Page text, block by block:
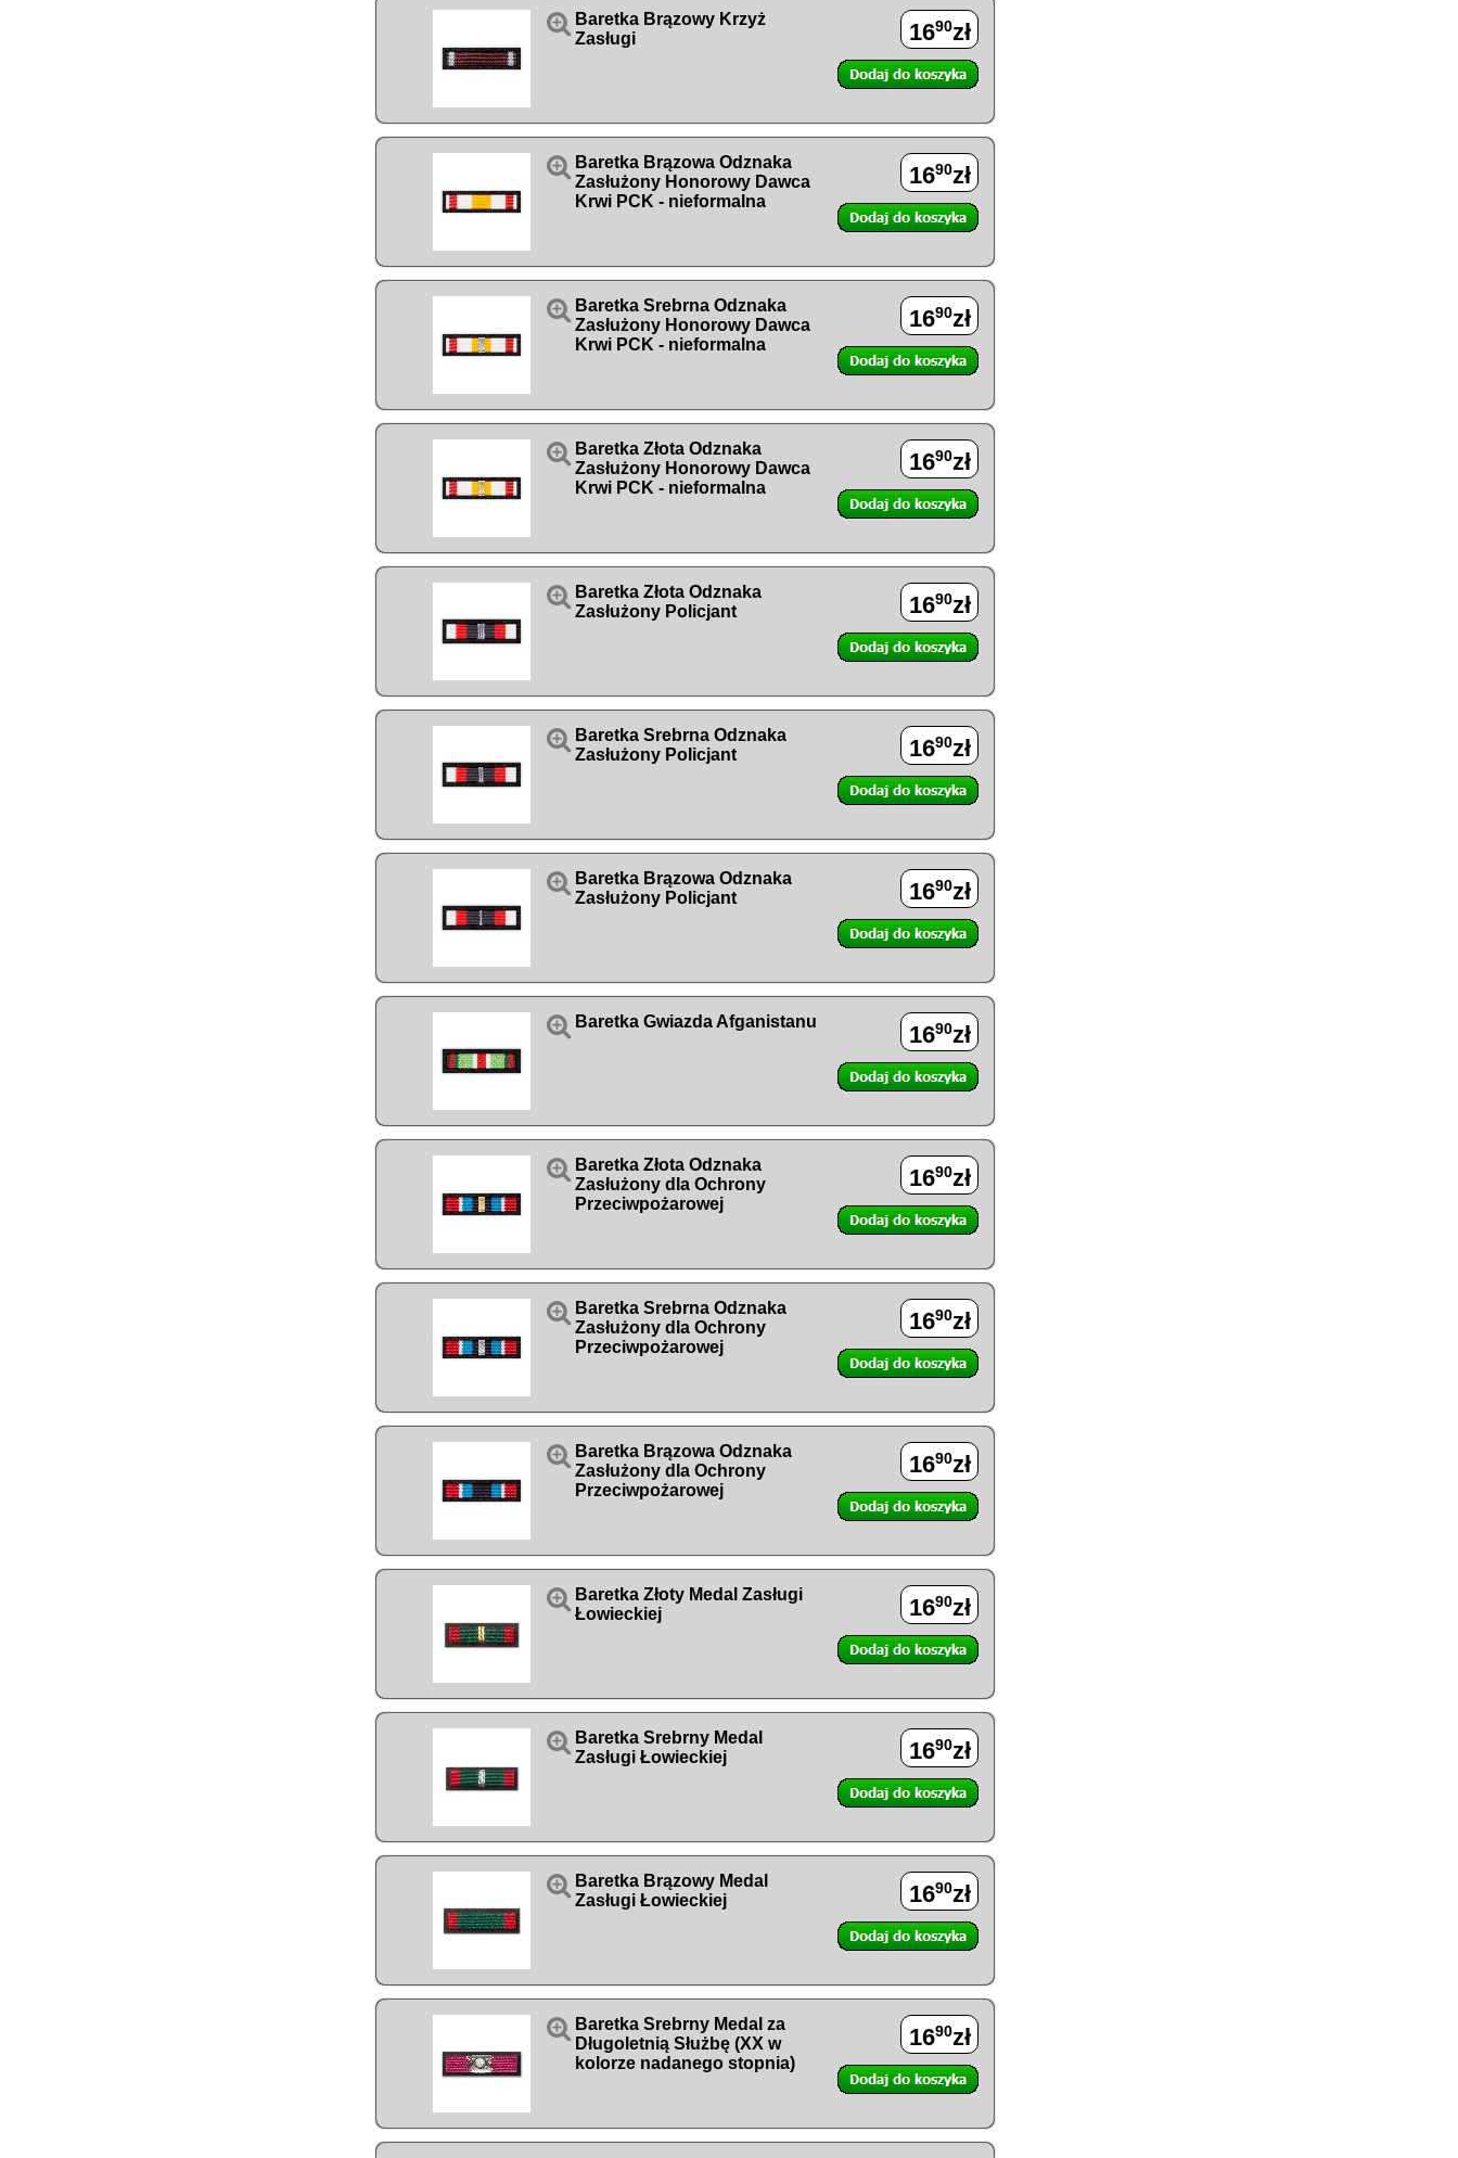
 Baretka Brązowy Krzyż
Zasługi
1690zł
 Baretka Brązowa Odznaka
Zasłużony Honorowy Dawca
Krwi PCK - nieformalna
1690zł
 Baretka Srebrna Odznaka
Zasłużony Honorowy Dawca
Krwi PCK - nieformalna
1690zł
 Baretka Złota Odznaka
Zasłużony Honorowy Dawca
Krwi PCK - nieformalna
1690zł
 Baretka Złota Odznaka
Zasłużony Policjant
1690zł
 Baretka Srebrna Odznaka
Zasłużony Policjant
1690zł
 Baretka Brązowa Odznaka
Zasłużony Policjant
1690zł
 Baretka Gwiazda Afganistanu 1690zł
 Baretka Złota Odznaka
Zasłużony dla Ochrony
Przeciwpożarowej
1690zł
 Baretka Srebrna Odznaka
Zasłużony dla Ochrony
Przeciwpożarowej
1690zł
 Baretka Brązowa Odznaka
Zasłużony dla Ochrony
Przeciwpożarowej
1690zł
 Baretka Złoty Medal Zasługi
Łowieckiej
1690zł
 Baretka Srebrny Medal
Zasługi Łowieckiej
1690zł
 Baretka Brązowy Medal
Zasługi Łowieckiej
1690zł
 Baretka Srebrny Medal za
Długoletnią Służbę (XX w
kolorze nadanego stopnia)
1690zł